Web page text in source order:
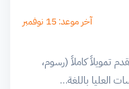
آخر موعد: 15 نوفمبر
تمويلاً كاملاً (رسوم،
العليا باللغة…